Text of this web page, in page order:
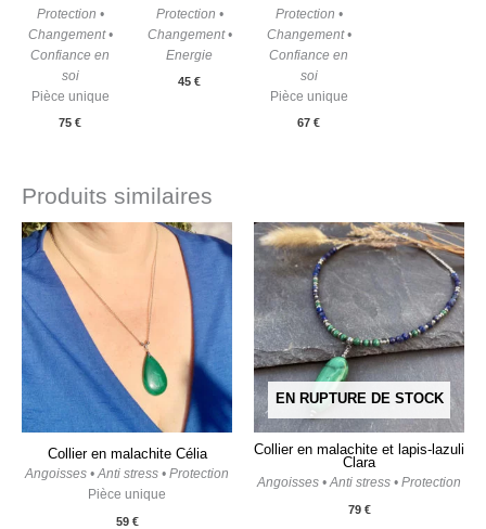
Protection •
Changement •
Confiance en
soi
Pièce unique
75€
Protection •
Changement •
Energie
45€
Protection •
Changement •
Confiance en
soi
Pièce unique
67€
Produits similaires
Collier en malachite Célia
Angoisses • Anti stress • Protection
Pièce unique
59 €
EN RUPTURE DE STOCK
Collier en malachite et lapis-lazuli
Clara
Angoisses • Anti stress • Protection
79 €